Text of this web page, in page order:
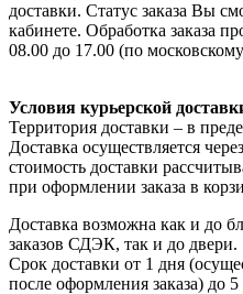
доставки. Статус заказа Вы
кабинете. Обработка заказа
08.00 до 17.00 (по
Условия курьерской
Территория доставки – в
Доставка осуществляется
стоимость доставки
при оформлении заказа в
Доставка возможна как и до
заказов СДЭК, так и до двери.
Срок доставки от 1 дня
после оформления заказа) до 5